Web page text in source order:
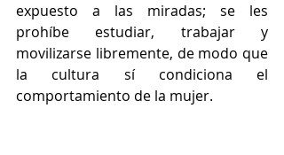
expuesto a las miradas; se les
prohíbe estudiar, trabajar y
movilizarse libremente, de modo que
la cultura sí condiciona el
comportamiento de la mujer.